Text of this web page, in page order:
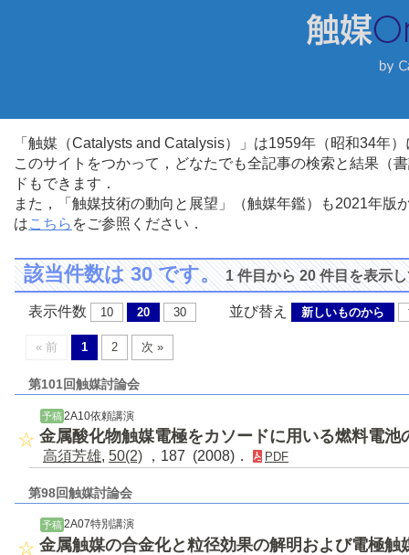
「触媒（Catalysts and Catalysis）」は1959年（昭和34年
このサイトをつかって，どなたでも全記事の検索と結果（
ドもできます．
また，「触媒技術の動向と展望」（触媒年鑑）も2021年
はこちら をご参照ください．
該当件数は 30 です。1 件目から 20 件目を表示
表示件数 10 20 30 並び替え 新しいものから
« 前 1 2 次 »
第101回触媒討論会
予稿 2A10依頼講演
金属酸化物触媒電極をカソードに用いる燃料電池
高須芳雄, 50(2) ，187 (2008)． PDF
第98回触媒討論会
予稿 2A07特別講演
金属触媒の合金化と粒径効果の解明および電極触